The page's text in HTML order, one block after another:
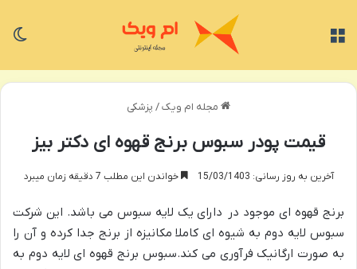
مجله ام ویک/ پزشکی
قیمت پودر سبوس برنج قهوه ای دکتر بیز
آخرین به روز رسانی: 15/03/1403 خواندن این مطلب 7 دقیقه زمان میبرد
برنج قهوه ای موجود در دارای یک لایه سبوس می باشد. این شرکت
سبوس لایه دوم به شیوه ای کاملا مکانیزه از برنج جدا کرده و آن را
به صورت ارگانیک فرآوری می کند.سبوس برنج قهوه ای لایه دوم به